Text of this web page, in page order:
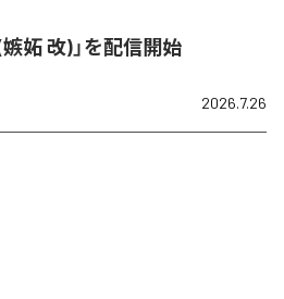
妬 改)」を配信開始
2026.7.26